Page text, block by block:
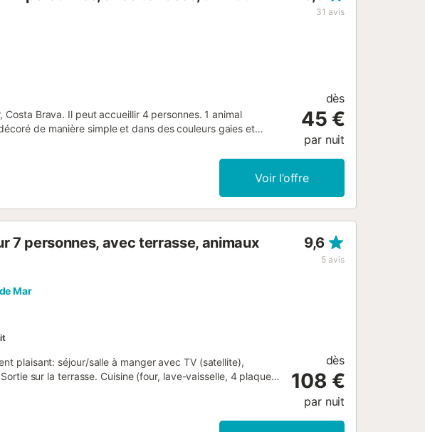
de randonnée, et bien plus encore. Ne manquez pas
l'un des meilleurs emplacements de la Costa Brava !
magnifique votre maison au b...
31 avis
Brava. Il peut accueillir 4 personnes. 1 animal
de manière simple et dans des couleurs gaies et
magnifique sur la plage et la ville. De là, vous pouvez
rues pavées. La ville offre un grand choix de bars, de
est un excellent point de départ pour visiter la Costa
par leurs eaux cristallines, leurs paradis sous-marins,
dès
45 €
par nuit
Voir l’offre
7 personnes, avec terrasse, animaux
9,6
5 avis
Mar
plaisant: séjour/salle à manger avec TV (satellite),
sur la terrasse. Cuisine (four, lave-vaisselle, 4 plaques
avec 1 lit et 1 x 2 lits superposés. 2 douches/WC.
de terrasse. Superbe vue sur la mer. A disposition:
dès
108 €
par nuit